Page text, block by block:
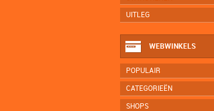
UITLEG
WEBWINKELS
POPULAIR
CATEGORIEËN
SHOPS